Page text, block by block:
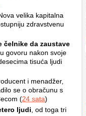
velika kapitalna
zdravstvenu
čelnike da zaustave
govoru nakon svoje
tisuća ljudi
i menadžer,
se o obračunu s
(24 sata)
ljudi , od toga tri